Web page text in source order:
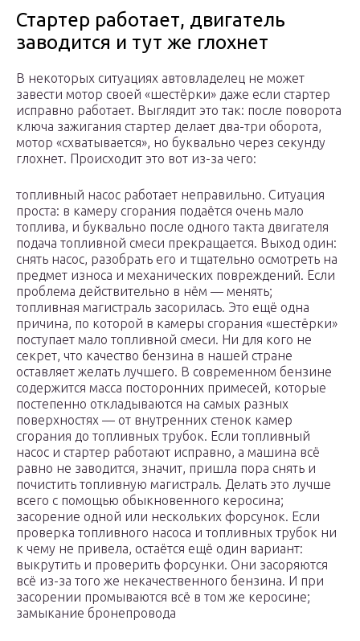
Стартер работает, двигатель
заводится и тут же глохнет
В некоторых ситуациях автовладелец не может
завести мотор своей «шестёрки» даже если стартер
исправно работает. Выглядит это так: после поворота
ключа зажигания стартер делает два-три оборота,
мотор «схватывается», но буквально через секунду
глохнет. Происходит это вот из-за чего:
топливный насос работает неправильно. Ситуация
проста: в камеру сгорания подаётся очень мало
топлива, и буквально после одного такта двигателя
подача топливной смеси прекращается. Выход один:
снять насос, разобрать его и тщательно осмотреть на
предмет износа и механических повреждений. Если
проблема действительно в нём — менять;
топливная магистраль засорилась. Это ещё одна
причина, по которой в камеры сгорания «шестёрки»
поступает мало топливной смеси. Ни для кого не
секрет, что качество бензина в нашей стране
оставляет желать лучшего. В современном бензине
содержится масса посторонних примесей, которые
постепенно откладываются на самых разных
поверхностях — от внутренних стенок камер
сгорания до топливных трубок. Если топливный
насос и стартер работают исправно, а машина всё
равно не заводится, значит, пришла пора снять и
почистить топливную магистраль. Делать это лучше
всего с помощью обыкновенного керосина;
засорение одной или нескольких форсунок. Если
проверка топливного насоса и топливных трубок ни
к чему не привела, остаётся ещё один вариант:
выкрутить и проверить форсунки. Они засоряются
всё из-за того же некачественного бензина. И при
засорении промываются всё в том же керосине;
замыкание бронепровода